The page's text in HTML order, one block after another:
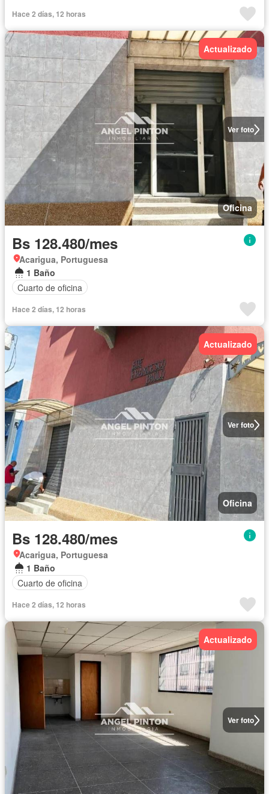
Hace 2 días, 12 horas
Ver foto
Actualizado
Oficina
Bs 128.480/mes
Acarigua, Portuguesa
1 Baño
Cuarto de oficina
Hace 2 días, 12 horas
Ver foto
Actualizado
Oficina
Bs 128.480/mes
Acarigua, Portuguesa
1 Baño
Cuarto de oficina
Hace 2 días, 12 horas
Ver foto
Actualizado